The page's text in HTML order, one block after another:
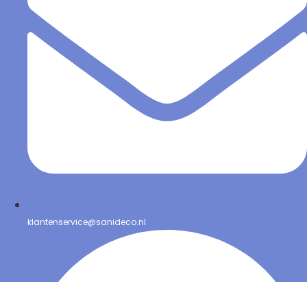
klantenservice@sanideco.nl